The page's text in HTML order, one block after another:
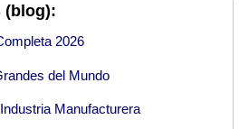
(blog):
2026
del Mundo
Manufacturera